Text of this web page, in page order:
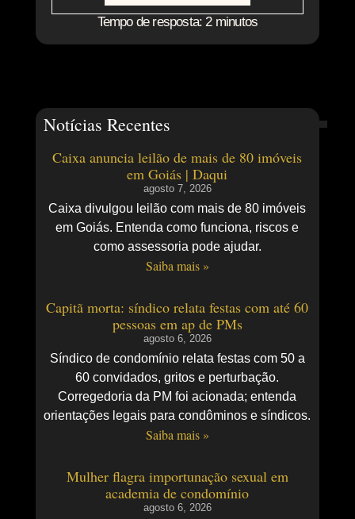
Tempo de resposta: 2 minutos
Notícias Recentes
Caixa anuncia leilão de mais de 80 imóveis
em Goiás | Daqui
agosto 7, 2026
Caixa divulgou leilão com mais de 80 imóveis
em Goiás. Entenda como funciona, riscos e
como assessoria pode ajudar.
Saiba mais »
Capitã morta: síndico relata festas com até 60
pessoas em ap de PMs
agosto 6, 2026
Síndico de condomínio relata festas com 50 a
60 convidados, gritos e perturbação.
Corregedoria da PM foi acionada; entenda
orientações legais para condôminos e síndicos.
Saiba mais »
Mulher flagra importunação sexual em
academia de condomínio
agosto 6, 2026